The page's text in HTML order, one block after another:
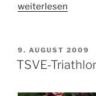
„19.
Einzelzeitfahren
in
Hesselteich“
weiterlesen
VERÖFFENTLICHT
AM
9. AUGUST 2009
TSVE-